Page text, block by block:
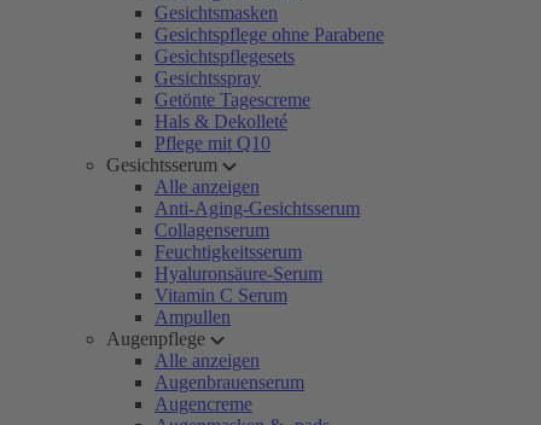
Gesichtsmasken
Gesichtspflege ohne Parabene
Gesichtspflegesets
Gesichtsspray
Getönte Tagescreme
Hals & Dekolleté
Pflege mit Q10
Gesichtsserum
Alle anzeigen
Anti-Aging-Gesichtsserum
Collagenserum
Feuchtigkeitsserum
Hyaluronsäure-Serum
Vitamin C Serum
Ampullen
Augenpflege
Alle anzeigen
Augenbrauenserum
Augencreme